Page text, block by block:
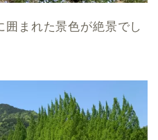
まれた景色が絶景でし